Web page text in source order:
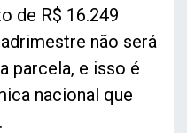
de R$ 16.249
não será
parcela, e isso é
nacional que